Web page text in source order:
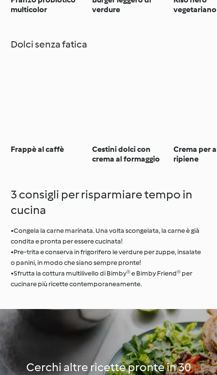
multicolor
verdure
vegetariano
Dolci senza fatica
Frappè al caffè
Cestini dolci con
crema al formaggio
Crema per
ripiene
3 consigli per risparmiare tempo in
cucina
•Congela la carne marinata. Una volta scongelata, la carne è già
condita e pronta per essere cucinata!
•Pre-trita e conserva in frigorifero le verdure per zuppe, insalate
o panini, in modo che siano sempre pronte!
•Sfrutta la cottura multilivello di Bimby® e Bimby Friend® per
cucinare più ricette contemporaneamente.
Cerchi altre ricette pronte in 30